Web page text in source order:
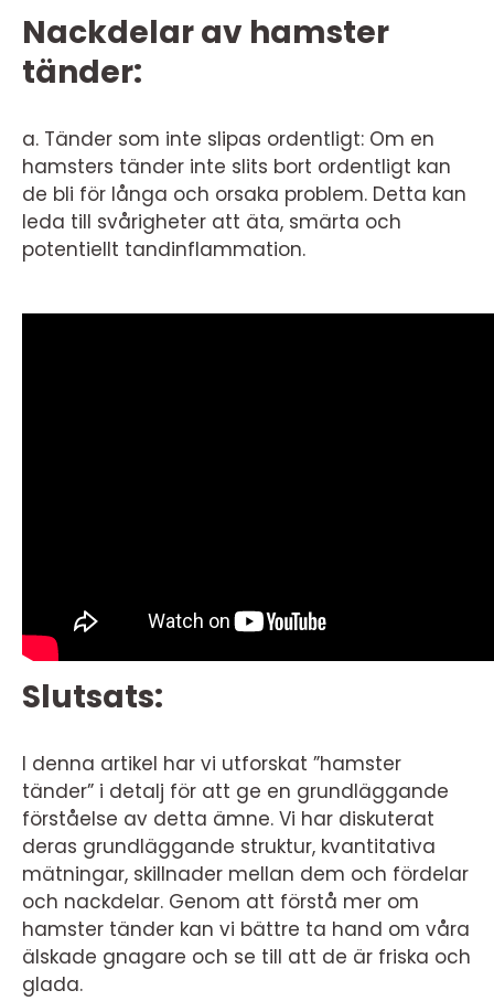
Nackdelar av hamster
tänder:
a. Tänder som inte slipas ordentligt: Om en
hamsters tänder inte slits bort ordentligt kan
de bli för långa och orsaka problem. Detta kan
leda till svårigheter att äta, smärta och
potentiellt tandinflammation.
Slutsats:
I denna artikel har vi utforskat ”hamster
tänder” i detalj för att ge en grundläggande
förståelse av detta ämne. Vi har diskuterat
deras grundläggande struktur, kvantitativa
mätningar, skillnader mellan dem och fördelar
och nackdelar. Genom att förstå mer om
hamster tänder kan vi bättre ta hand om våra
älskade gnagare och se till att de är friska och
glada.